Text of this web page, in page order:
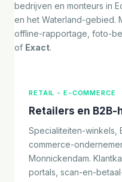
bedrijven en monteurs in
en het Waterland-gebied.
offline-rapportage, foto-
of Exact.
RETAIL - E-COMMERCE
Retailers en
Specialiteiten-winkels,
commerce-
Monnickendam.
portals, scan-en-